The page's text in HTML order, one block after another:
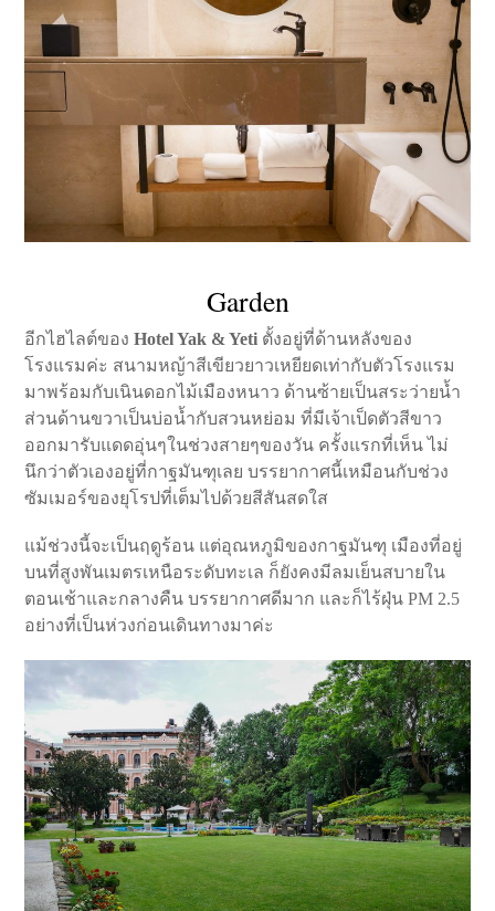
Garden
อีกไฮไลต์ของ Hotel Yak & Yeti ตั้งอยู่ที่ด้านหลังของ
โรงแรมค่ะ สนามหญ้าสีเขียวยาวเหยียดเท่ากับตัวโรงแรม
มาพร้อมกับเนินดอกไม้เมืองหนาว ด้านซ้ายเป็นสระว่ายน้ำ
ส่วนด้านขวาเป็นบ่อน้ำกับสวนหย่อม ที่มีเจ้าเป็ดตัวสีขาว
ออกมารับแดดอุ่นๆในช่วงสายๆของวัน ครั้งแรกที่เห็น ไม่
นึกว่าตัวเองอยู่ที่กาฐมันฑุเลย บรรยากาศนี้เหมือนกับช่วง
ซัมเมอร์ของยุโรปที่เต็มไปด้วยสีสันสดใส
แม้ช่วงนี้จะเป็นฤดูร้อน แต่อุณหภูมิของกาฐมันฑุ เมืองที่อยู่
บนที่สูงพันเมตรเหนือระดับทะเล ก็ยังคงมีลมเย็นสบายใน
ตอนเช้าและกลางคืน บรรยากาศดีมาก และก็ไร้ฝุ่น PM 2.5
อย่างที่เป็นห่วงก่อนเดินทางมาค่ะ